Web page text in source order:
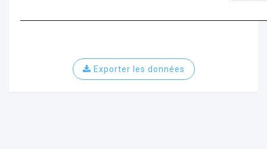
Exporter les données